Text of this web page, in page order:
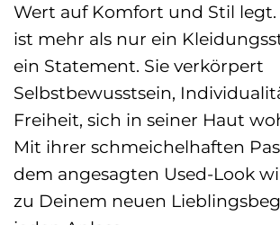
Wert auf Komfort und Stil legt.
ist mehr als nur ein
ein Statement. Sie verkörpert
Selbstbewusstsein,
Freiheit, sich in seiner Haut
Mit ihrer schmeichelhaften
dem angesagten Used-Look
zu Deinem neuen